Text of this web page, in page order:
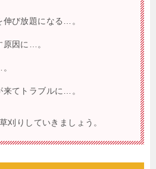
び放題になる…。
原因に…。
てトラブルに…。
刈りしていきましょう。